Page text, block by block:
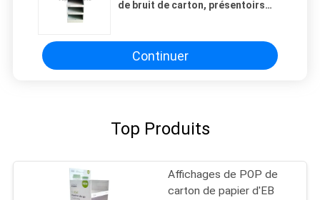
de bruit de carton, présentoirs
Continuer
Top Produits
Affichages de POP de
carton de papier d'EB